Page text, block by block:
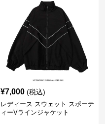
¥7,000 (税込)
レディース スウェット スポーテ
ィーVラインジャケット